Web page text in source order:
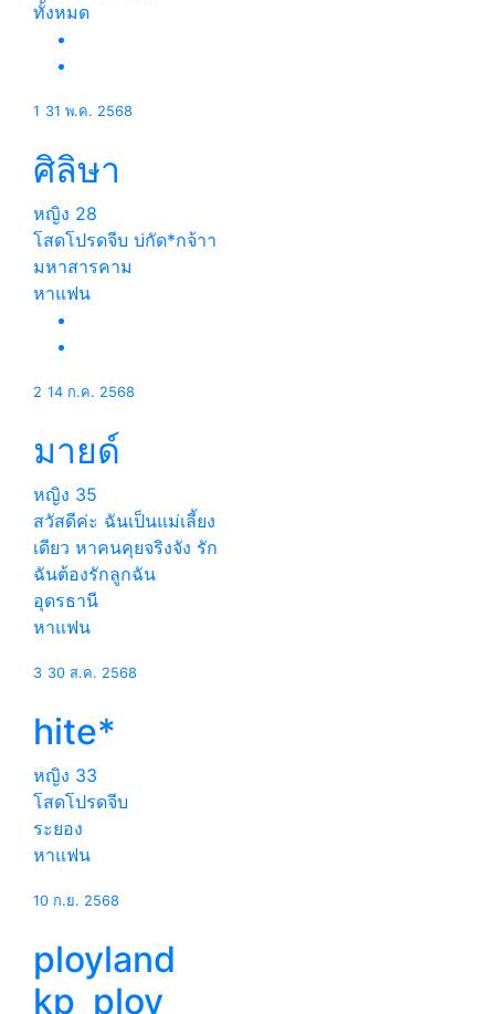
ทั้งหมด
1 31 พ.ค. 2568
ศิลิษา
หญิง 28
โสดโปรดจีบ บ่กัด*กจ้าา
มหาสารคาม
หาแฟน
2 14 ก.ค. 2568
มายด์
หญิง 35
สวัสดีค่ะ ฉันเป็นแม่เลี้ยง
เดียว หาคนคุยจริงจัง รัก
ฉันต้องรักลูกฉัน
อุดรธานี
หาแฟน
3 30 ส.ค. 2568
hite*
หญิง 33
โสดโปรดจีบ
ระยอง
หาแฟน
10 ก.ย. 2568
ployland
kp_ploy